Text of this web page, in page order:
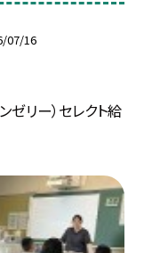
07/16
ゼリー）セレクト給